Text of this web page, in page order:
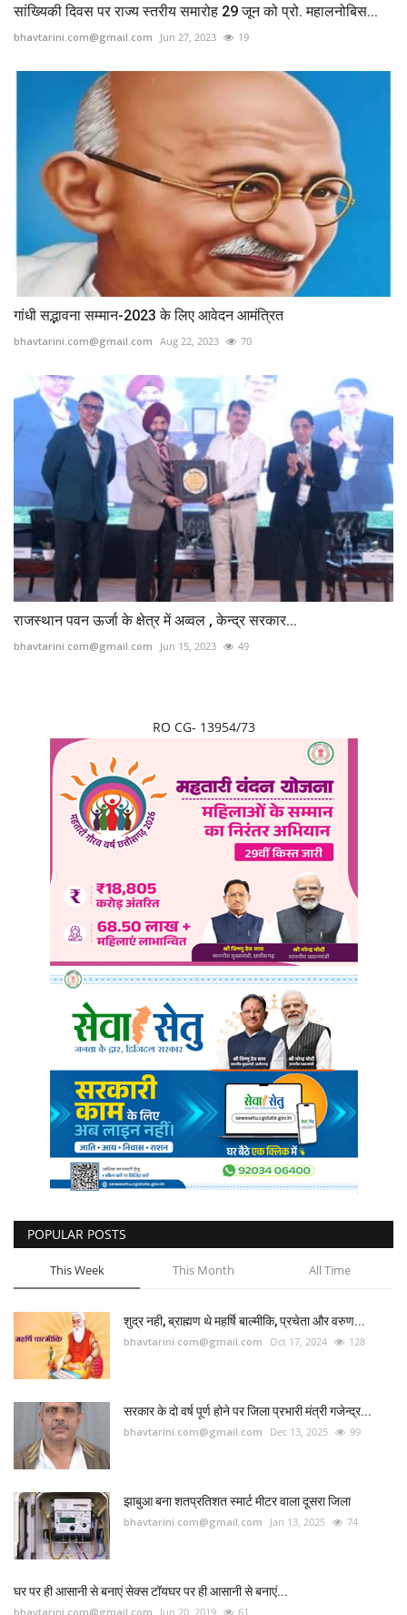
सांख्यिकी दिवस पर राज्य स्तरीय समारोह 29 जून को प्रो. महालनोबिस...
bhavtarini.com@gmail.com Jun 27, 2023 19
गांधी सद्भावना सम्मान-2023 के लिए आवेदन आमंत्रित
bhavtarini.com@gmail.com Aug 22, 2023 70
राजस्थान पवन ऊर्जा के क्षेत्र में अव्वल , केन्द्र सरकार...
bhavtarini.com@gmail.com Jun 15, 2023 49
RO CG- 13954/73
POPULAR POSTS
This Week This Month All Time
शुद्र नही, ब्राह्मण थे महर्षि बाल्मीकि, प्रचेता और वरुण...
bhavtarini.com@gmail.com Oct 17, 2024 128
सरकार के दो वर्ष पूर्ण होने पर जिला प्रभारी मंत्री गजेन्द्र...
bhavtarini.com@gmail.com Dec 13, 2025 99
झाबुआ बना शतप्रतिशत स्मार्ट मीटर वाला दूसरा जिला
bhavtarini.com@gmail.com Jan 13, 2025 74
घर पर ही आसानी से बनाएं सेक्स टॉयघर पर ही आसानी से बनाएं...
bhavtarini.com@gmail.com Jun 20, 2019 61